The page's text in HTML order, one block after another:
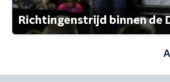
Richtingenstrijd binnen de